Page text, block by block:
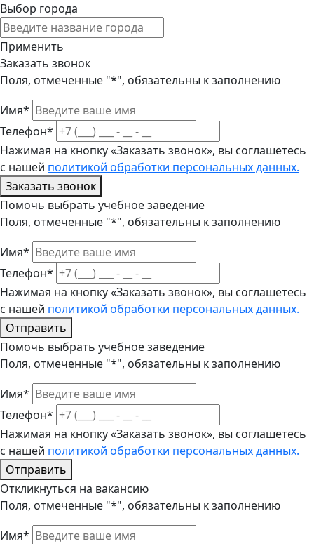
Выбор города
Применить
Заказать звонок
Поля, отмеченные "*", обязательны к заполнению
Имя*
Телефон*
Нажимая на кнопку «Заказать звонок», вы соглашетесь
с нашей политикой обработки персональных данных.
Заказать звонок
Помочь выбрать учебное заведение
Поля, отмеченные "*", обязательны к заполнению
Имя*
Телефон*
Нажимая на кнопку «Заказать звонок», вы соглашетесь
с нашей политикой обработки персональных данных.
Отправить
Помочь выбрать учебное заведение
Поля, отмеченные "*", обязательны к заполнению
Имя*
Телефон*
Нажимая на кнопку «Заказать звонок», вы соглашетесь
с нашей политикой обработки персональных данных.
Отправить
Откликнуться на вакансию
Поля, отмеченные "*", обязательны к заполнению
Имя*